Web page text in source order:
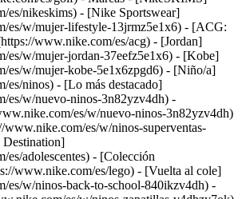
es/nikeskims) - [Nike Sportswear]
es/w/mujer-lifestyle-13jrmz5e1x6) - [ACG:
www.nike.com/es/acg) - [Jordan]
es/w/mujer-jordan-37eefz5e1x6) - [Kobe]
es/w/mujer-kobe-5e1x6zpgd6) - [Niño/a]
es/ninos) - [Lo más destacado]
es/w/nuevo-ninos-3n82yzv4dh) -
es/w/nuevo-ninos-3n82yzv4dh)
www.nike.com/es/w/ninos-superventas-
Destination]
es/adolescentes) - [Colección
www.nike.com/es/lego) - [Vuelta al cole]
es/w/ninos-back-to-school-840ikzv4dh) -